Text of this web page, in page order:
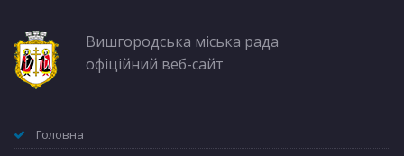
Вишгородська міська рада
офіційний веб-сайт
Головна